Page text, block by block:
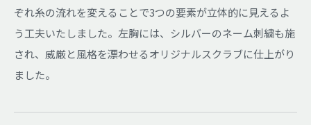
ぞれ糸の流れを変えることで3つの要素が立体的に見えるよ
う工夫いたしました。左胸には、シルバーのネーム刺繍も施
され、威厳と風格を漂わせるオリジナルスクラブに仕上がり
ました。